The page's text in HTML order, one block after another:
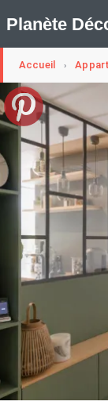
Planète
🛍︎ Shop
Appartement
Design Suédois
Idées Déco En
Tendance
La Décoration
Les Trouvailles
Maison
Maison
Maison Et
Petite Surface
Revue De Week
Accueil ›